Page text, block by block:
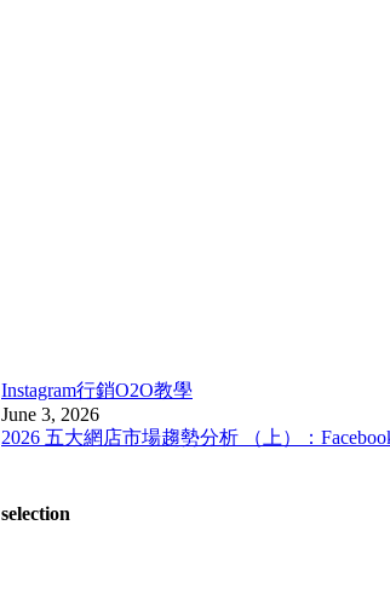
Instagram行銷O2O教學
June 3, 2026
2026 五大網店市場趨勢分析 （上）：
selection